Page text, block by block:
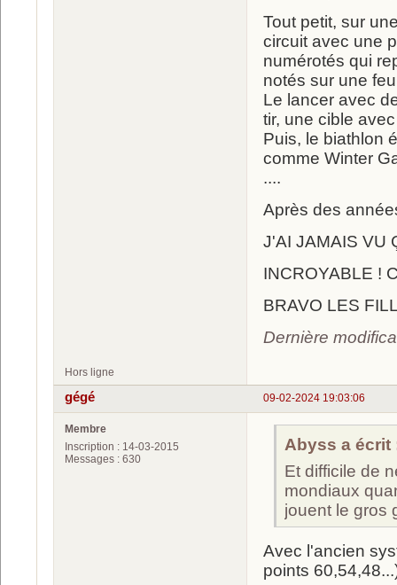
Tout petit, sur
circuit avec une
numérotés qui
notés sur une
Le lancer avec
tir, une cible
Puis, le biathlon
comme Winter
....
Après des
J'AI JAMAIS VU
INCROYABLE !
BRAVO LES
Dernière
Hors ligne
09-02-2024 19:03:06
gégé
Membre
Inscription : 14-03-2015
Messages : 630
Abyss a écrit
Et difficile de
mondiaux
jouent le gros
Avec l'ancien
points